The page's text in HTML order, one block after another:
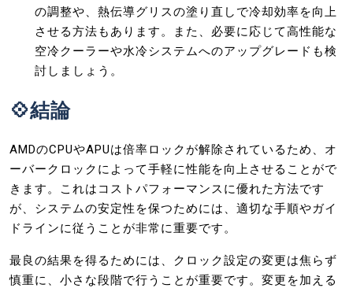
の調整や、熱伝導グリスの塗り直しで冷却効率を向上
させる方法もあります。また、必要に応じて高性能な
空冷クーラーや水冷システムへのアップグレードも検
討しましょう。
💠結論
AMDのCPUやAPUは倍率ロックが解除されているため、オ
ーバークロックによって手軽に性能を向上させることがで
きます。これはコストパフォーマンスに優れた方法です
が、システムの安定性を保つためには、適切な手順やガイ
ドラインに従うことが非常に重要です。
最良の結果を得るためには、クロック設定の変更は焦らず
慎重に、小さな段階で行うことが重要です。変更を加える